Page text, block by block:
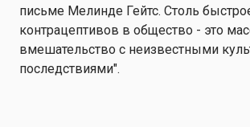
письме Мелинде Гейтс. Столь
контрацептивов в общество - это
вмешательство с неизвестными
последствиями".